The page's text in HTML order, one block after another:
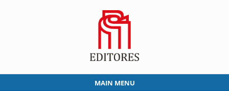
MAIN MENU